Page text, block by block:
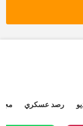
رصد عسكري